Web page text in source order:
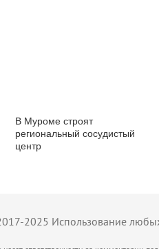
В Муроме строят
региональный сосудистый
центр
2025 Использование